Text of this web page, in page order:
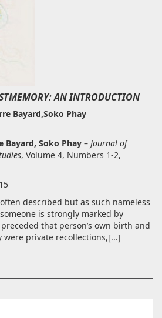
AN INTRODUCTION
Bayard,Soko Phay
Bayard, Soko Phay – Journal of
, Volume 4, Numbers 1-2,
described but as such nameless
is strongly marked by
that person’s own birth and
private recollections,[...]